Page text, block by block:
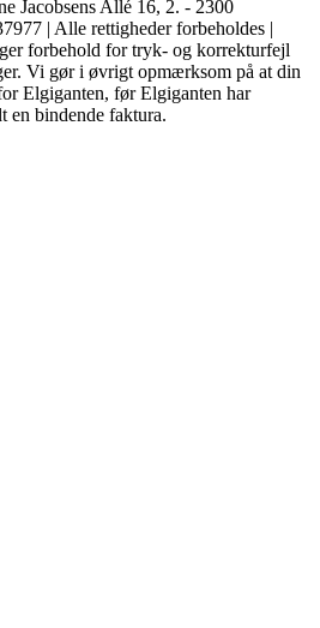
Jacobsens Allé 16, 2. - 2300
| Alle rettigheder forbeholdes |
forbehold for tryk- og korrekturfejl
Vi gør i øvrigt opmærksom på at din
Elgiganten, før Elgiganten har
en bindende faktura.